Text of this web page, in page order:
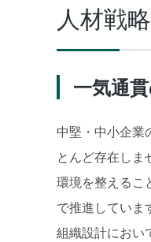
人材戦略
一気通
中堅・中小企業
とんど存在しま
環境を整えるこ
で推進していま
組織設計におい